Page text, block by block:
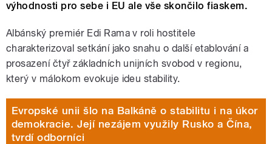
výhodnosti pro sebe i EU ale vše skončilo fiaskem.
Albánský premiér Edi Rama v roli hostitele
charakterizoval setkání jako snahu o další etablování a
prosazení čtyř základních unijních svobod v regionu,
který v málokom evokuje ideu stability.
Evropské unii šlo na Balkáně o stabilitu i na úkor
demokracie. Její nezájem využily Rusko a Čína,
tvrdí odborníci